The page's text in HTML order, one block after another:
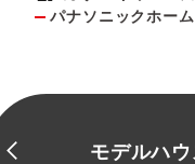
パナソニックホー
モデルハ